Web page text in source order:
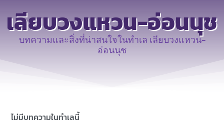
เลียบวงแหวน-อ่อนนุช
บทความและสิ่งที่น่าสนใจในทำเล เลียบวงแหวน-
อ่อนนุช
ไม่มีบทความในทำเลนี้